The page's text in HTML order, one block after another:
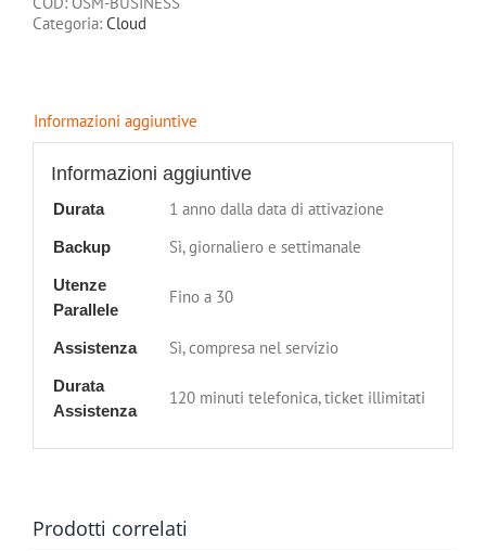
quantità
Categoria: Cloud
Informazioni aggiuntive
Informazioni aggiuntive
Durata 1 anno dalla data di attivazione
Backup Sì, giornaliero e settimanale
Utenze
Parallele
Fino a 30
Assistenza Sì, compresa nel servizio
Durata
Assistenza
120 minuti telefonica, ticket illimitati
Prodotti correlati